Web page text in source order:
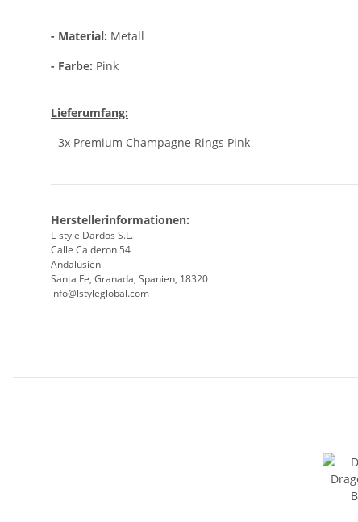
- Material: Metall
- Farbe: Pink
Lieferumfang:
- 3x Premium Champagne Rings Pink
Herstellerinformationen:
L-style Dardos S.L.
Calle Calderon 54
Andalusien
Santa Fe, Granada, Spanien, 18320
info@lstyleglobal.com